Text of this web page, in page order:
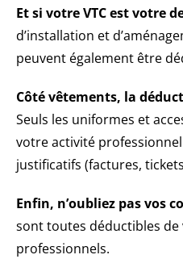
Et si votre VTC est votre
d’installation et
peuvent également être
Côté vêtements, la
Seuls les uniformes et
votre activité
justificatifs (factures,
Enfin, n’oubliez pas vos
sont toutes déductibles de
professionnels.